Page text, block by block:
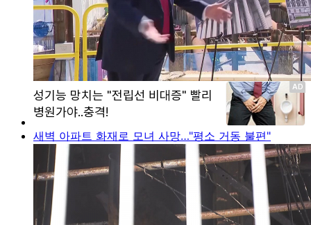
새벽 아파트 화재로 모녀 사망…"평소 거동 불편"